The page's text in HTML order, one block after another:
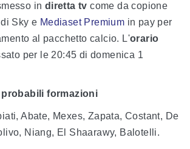
in diretta tv come da copione
Sky e Mediaset Premium in pay per
al pacchetto calcio. L'orario
per le 20:45 di domenica 1
probabili formazioni
Abate, Mexes, Zapata, Costant, De
Niang, El Shaarawy, Balotelli.